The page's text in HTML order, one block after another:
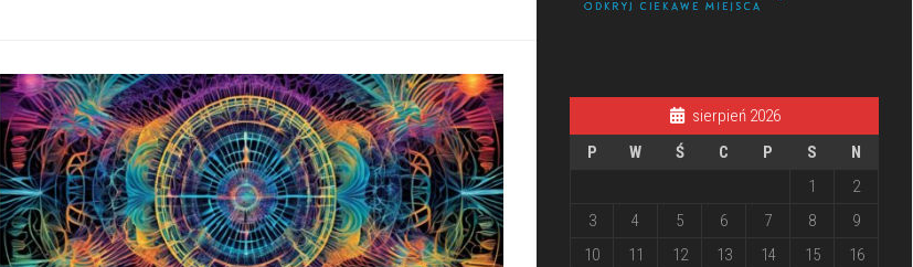
sierpień 2026
P
W Ś C P S
N
1
2
3
4 5 6 7 8
9
10
11 12 13 14 15
16